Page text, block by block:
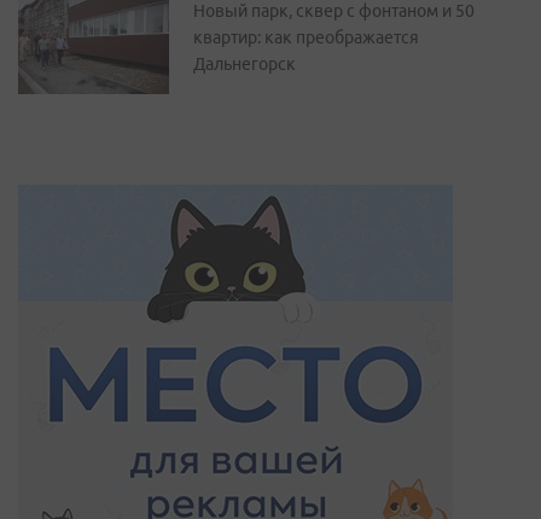
Новый парк, сквер с фонтаном и 50
квартир: как преображается
Дальнегорск